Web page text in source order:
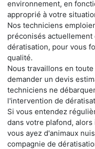
environnement, en
approprié à votre
Nos techniciens
préconisés actuellement
dératisation, pour vous
qualité.
Nous travaillons en
demander un devis
techniciens ne
l'intervention de
Si vous entendez
dans votre plafond,
vous ayez d'animaux
compagnie de